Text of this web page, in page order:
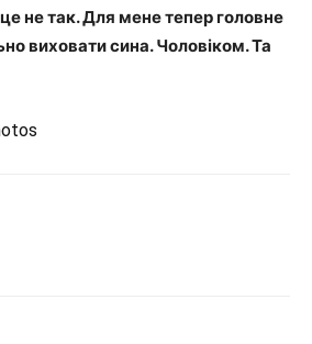
не так. Для мене тепер головне
виховати сина. Чоловіком. Та